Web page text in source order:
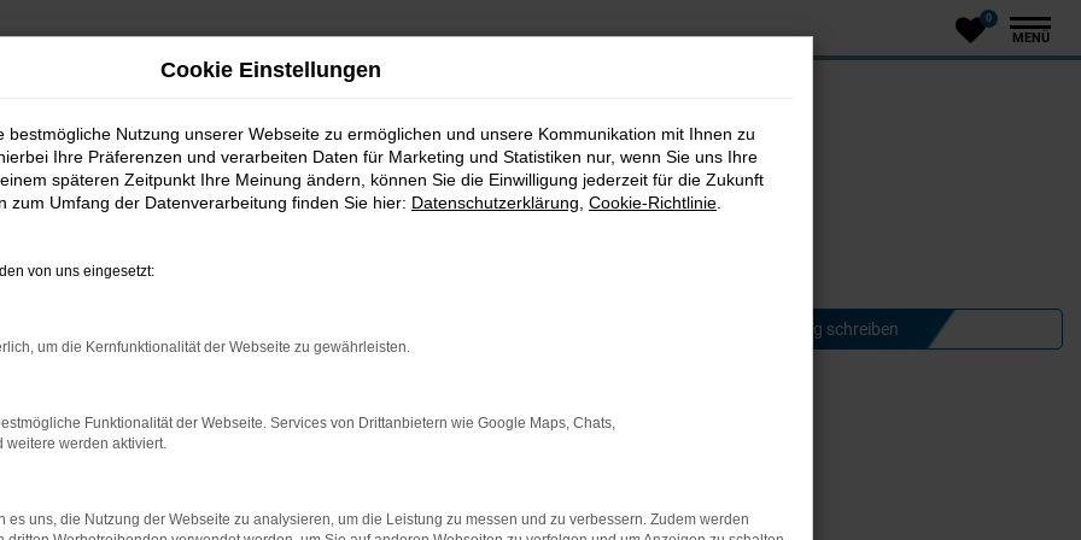
0
MENÜ
Jetzt Meinung schreiben
für die schnelle Hilfe.
Cookie Einstellungen
bestmögliche Nutzung unserer Webseite zu ermöglichen und unsere Kommunikation mit Ihnen zu
Ihre Präferenzen und verarbeiten Daten für Marketing und Statistiken nur, wenn Sie uns Ihre
späteren Zeitpunkt Ihre Meinung ändern, können Sie die Einwilligung jederzeit für die Zukunft
zum Umfang der Datenverarbeitung finden Sie hier: Datenschutzerklärung Cookie-Richtlinie
von uns eingesetzt:
um die Kernfunktionalität der Webseite zu gewährleisten.
Funktionalität der Webseite. Services von Drittanbietern wie Google Maps, Chats,
weitere werden aktiviert.
es uns, die Nutzung der Webseite zu analysieren, um die Leistung zu messen und zu verbessern. Zudem werden